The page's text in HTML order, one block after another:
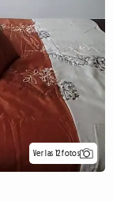
Ver las 12 fotos